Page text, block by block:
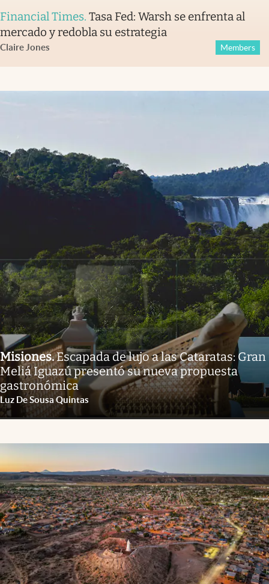
Financial Times. Tasa Fed: Warsh se enfrenta al
mercado y redobla su estrategia
Claire Jones Members
Misiones.Escapada de lujo a las Cataratas: Gran
Meliá Iguazú presentó su nueva propuesta
gastronómica
Luz De Sousa Quintas